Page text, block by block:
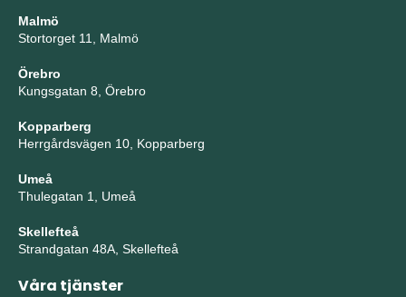
Malmö
Stortorget 11, Malmö
Örebro
Kungsgatan 8, Örebro
Kopparberg
Herrgårdsvägen 10, Kopparberg
Umeå
Thulegatan 1, Umeå
Skellefteå
Strandgatan 48A, Skellefteå
Våra tjänster